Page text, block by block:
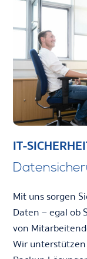
IT-
Mit uns sorgen
Daten – egal ob
von
Wir